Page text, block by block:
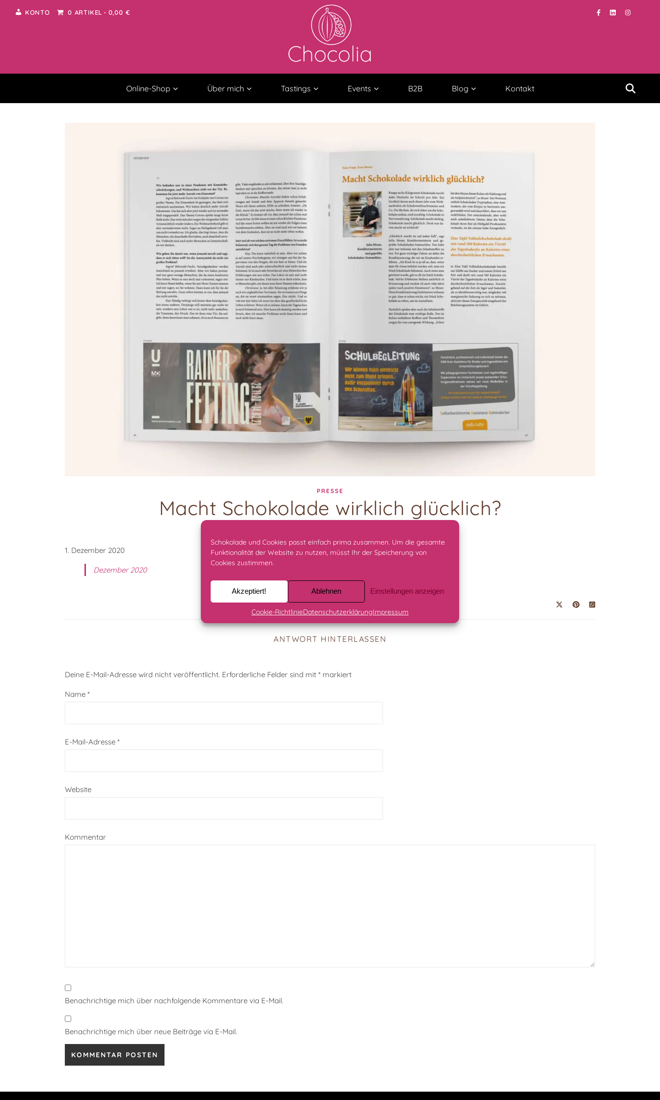
Schokolade und Cookies passt einfach prima zusammen. Um die gesamte
Funktionalität der Website zu nutzen, müsst Ihr der Speicherung von
Cookies zustimmen.
Akzeptiert! Ablehnen Einstellungen anzeigen
Cookie-RichtlinieDatenschutzerklärungImpressum
KONTO 0 ARTIKEL 0,00 €
Online-Shop Über mich Tastings Events B2B Blog Kontakt
PRESSE
Macht Schokolade wirklich glücklich?
1. Dezember 2020
Dezember 2020
ANTWORT HINTERLASSEN
Deine E-Mail-Adresse wird nicht veröffentlicht. Erforderliche Felder sind mit * markiert
Name *
E-Mail-Adresse *
Website
Kommentar
Benachrichtige mich über nachfolgende Kommentare via E-Mail.
Benachrichtige mich über neue Beiträge via E-Mail.